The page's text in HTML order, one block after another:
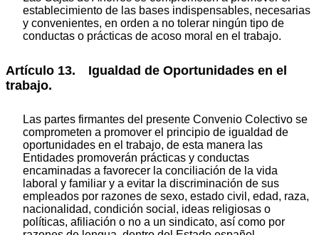
establecimiento de las bases indispensables, necesarias
y convenientes, en orden a no tolerar ningún tipo de
conductas o prácticas de acoso moral en el trabajo.
Artículo 13. Igualdad de Oportunidades en el
trabajo.
Las partes firmantes del presente Convenio Colectivo se
comprometen a promover el principio de igualdad de
oportunidades en el trabajo, de esta manera las
Entidades promoverán prácticas y conductas
encaminadas a favorecer la conciliación de la vida
laboral y familiar y a evitar la discriminación de sus
empleados por razones de sexo, estado civil, edad, raza,
nacionalidad, condición social, ideas religiosas o
políticas, afiliación o no a un sindicato, así como por